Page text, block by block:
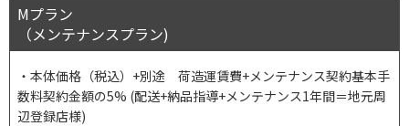
Mプラン
（メンテナンスプラン)
本体価格（税込）+別途 荷造運賃費+メンテナンス契約基本手
数料契約金額の5% (配送+納品指導+メンテナンス1年間＝地元周
辺登録店様)